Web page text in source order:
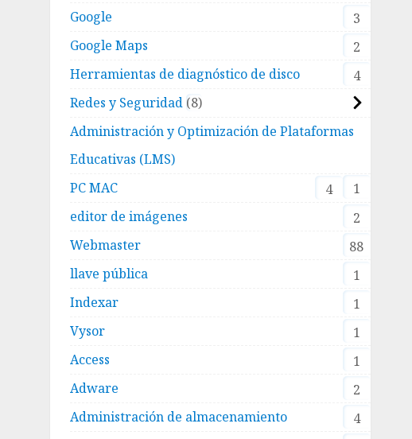
Google
3
Google Maps
2
Herramientas de diagnóstico de disco
4
Redes y Seguridad 8
Administración y Optimización de Plataformas
Educativas (LMS)
1
PC MAC
4
editor de imágenes
2
Webmaster
88
llave pública
1
Indexar
1
Vysor
1
Access
1
Adware
2
Administración de almacenamiento
4